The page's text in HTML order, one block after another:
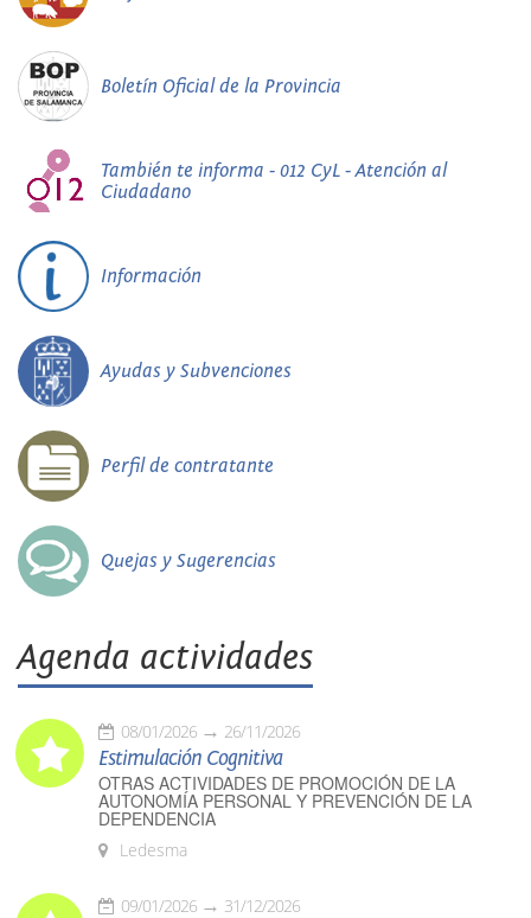
Boletín Oficial de la Provincia
También te informa - 012 CyL - Atención al
Ciudadano
Información
Ayudas y Subvenciones
Perfil de contratante
Quejas y Sugerencias
Agenda actividades
08/01/2026 26/11/2026
Estimulación Cognitiva
OTRAS ACTIVIDADES DE PROMOCIÓN DE LA
AUTONOMÍA PERSONAL Y PREVENCIÓN DE LA
DEPENDENCIA
Ledesma
09/01/2026 31/12/2026